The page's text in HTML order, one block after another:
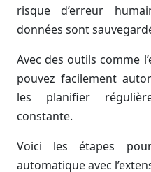
risque d’erreur
données sont
Avec des outils comme
pouvez facilement
les planifier
constante.
Voici les étapes
automatique avec